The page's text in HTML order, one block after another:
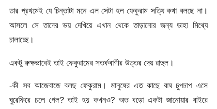
তার প্রথমেই যে চিন্তাটা মনে এল সেটা হল ফেকুরাম সত্যি কথা বলছে না।
আসলে সে তাদের ভয় দেখিয়ে এখান থেকে তাড়ানোর জন্য ডাহা মিথ্যে
চালাচ্ছে।
একটু রুক্ষভাবেই তাই ফেকুরামের সতর্কবাণীর উত্তর দেয় রাহুল।
-কী সব আজেবাজে বলছ ফেকুরাম। মানুষের এত কাছে বাঘ চুপচাপ এসে
ঘুরেফিরে চলে গেল? তাই হয় কখনও? অত বড়ো একটা জানোয়ার বাইরে